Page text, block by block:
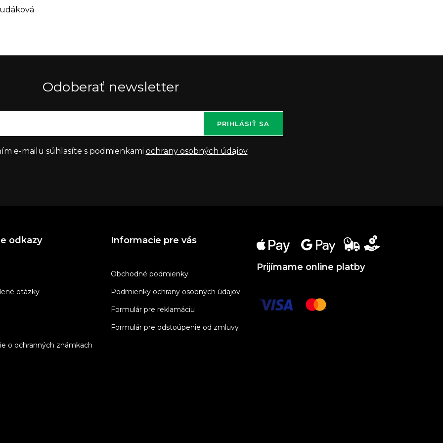
Odoberať newsletter
e-mailu súhlasíte s podmienkami ochrany osobných údajov
PRIHLÁSIŤ SA
odkazy
otázky
o ochranných známkach
Informacie pre vás
Obchodné podmienky
Podmienky ochrany osobných údajov
Formulár pre reklamáciu
Formulár pre odstoúpenie od zmluvy
Prijímame online platby